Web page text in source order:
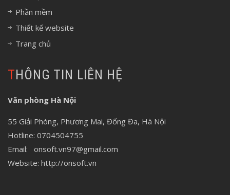
Phần mềm
Thiết kế website
Trang chủ
THÔNG TIN LIÊN HỆ
Văn phòng Hà Nội
55 Giải Phóng, Phương Mai, Đống Đa, Hà Nội
Hotline: 0704504755
Email: onsoft.vn97@gmail.com
Website: http://onsoft.vn